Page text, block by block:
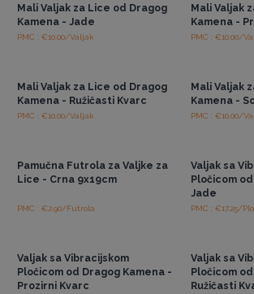
Mali Valjak za Lice od Dragog
Kamena - Jade
PMC : €10.00/Valjak
Mali Valjak
Kamena -
PMC : €10.00/
Mali Valjak za Lice od Dragog
Kamena - Ružičasti Kvarc
PMC : €10.00/Valjak
Mali Valjak
Kamena -
PMC : €10.00/
Pamučna Futrola za Valjke za
Lice - Crna 9x19cm
PMC : €2.90/Futrola
Valjak sa
Pločicom
Jade
PMC : €17.25/
Valjak sa Vibracijskom
Pločicom od Dragog Kamena -
Prozirni Kvarc
Valjak sa
Pločicom
Ružičasti